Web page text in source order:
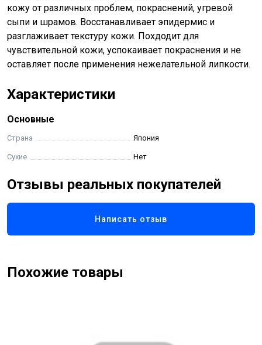
кожу от различных проблем, покраснений, угревой
сыпи и шрамов. Восстанавливает эпидермис и
разглаживает текстуру кожи. Похдодит для
чувствительной кожи, успокаивает покраснения и не
оставляет после применения нежелательной липкости.
Характеристики
Основные
Страна Япония
Сухие Нет
Отзывы реальных покупателей
Написать отзыв
Похожие товары